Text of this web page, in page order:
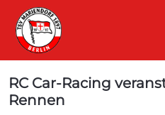
RC Car-Racing
Rennen